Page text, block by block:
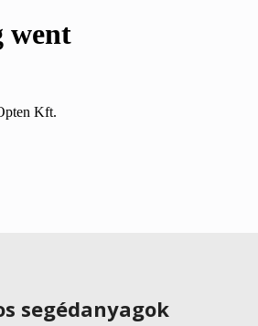
segédanyagok